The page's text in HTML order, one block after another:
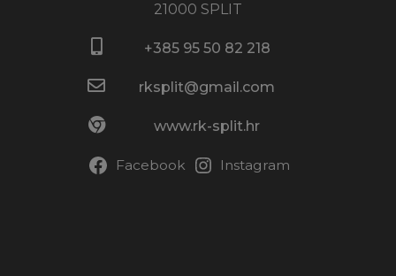
21000 SPLIT
+385 95 50 82 218​
rksplit@gmail.com
www.rk-split.hr
Facebook Instagram